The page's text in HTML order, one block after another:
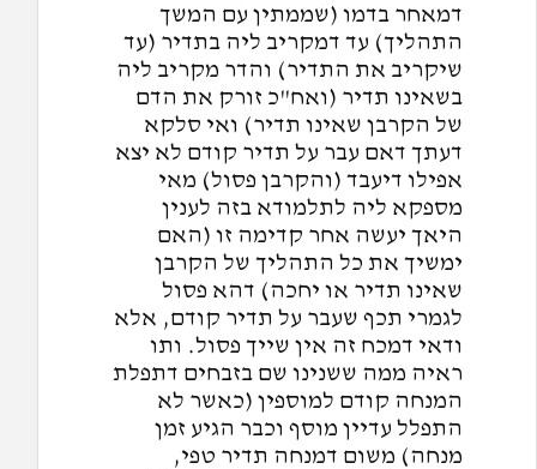
דמאחר בדמו (שממתין עם המשך
התהליך) עד דמקריב ליה בתדיר (עד
שיקריב את התדיר) והדר מקריב ליה
בשאינו תדיר (ואח"כ זורק את הדם
של הקרבן שאינו תדיר) ואי סלקא
דעתך דאם עבר על תדיר קודם לא יצא
אפילו דיעבד (והקרבן פסול) מאי
מספקא ליה לתלמודא בזה לענין
היאך יעשה אחר קדימה זו (האם
ימשיך את כל התהליך של הקרבן
שאינו תדיר או יחכה) דהא פסול
לגמרי תכף שעבר על תדיר קודם, אלא
ודאי דמכח זה אין שייך פסול. ותו
ראיה ממה ששנינו שם בזבחים דתפלת
המנחה קודם למוספין (כאשר לא
התפלל עדיין מוסף וכבר הגיע זמן
מנחה) משום דמנחה תדיר טפי,